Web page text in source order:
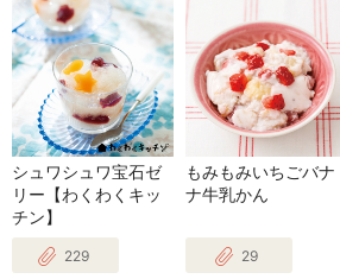
シュワシュワ宝石ゼ
リー【わくわくキッ
チン】
229
もみもみいちごバナ
ナ牛乳かん
29